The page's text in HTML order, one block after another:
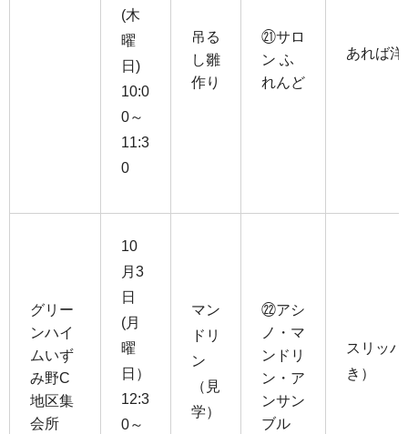
(木
曜
日)
10:0
0～
11:3
0
吊る
し雛
作り
㉑サロ
ン ふ
れんど
あれば
グリー
ンハイ
ムいず
み野C
地区集
会所
10
月3
日
(月
曜
日）
12:3
0～
マン
ドリ
ン
（見
学）
㉒アシ
ノ・マ
ンドリ
ン・ア
ンサン
ブル
スリッ
き）